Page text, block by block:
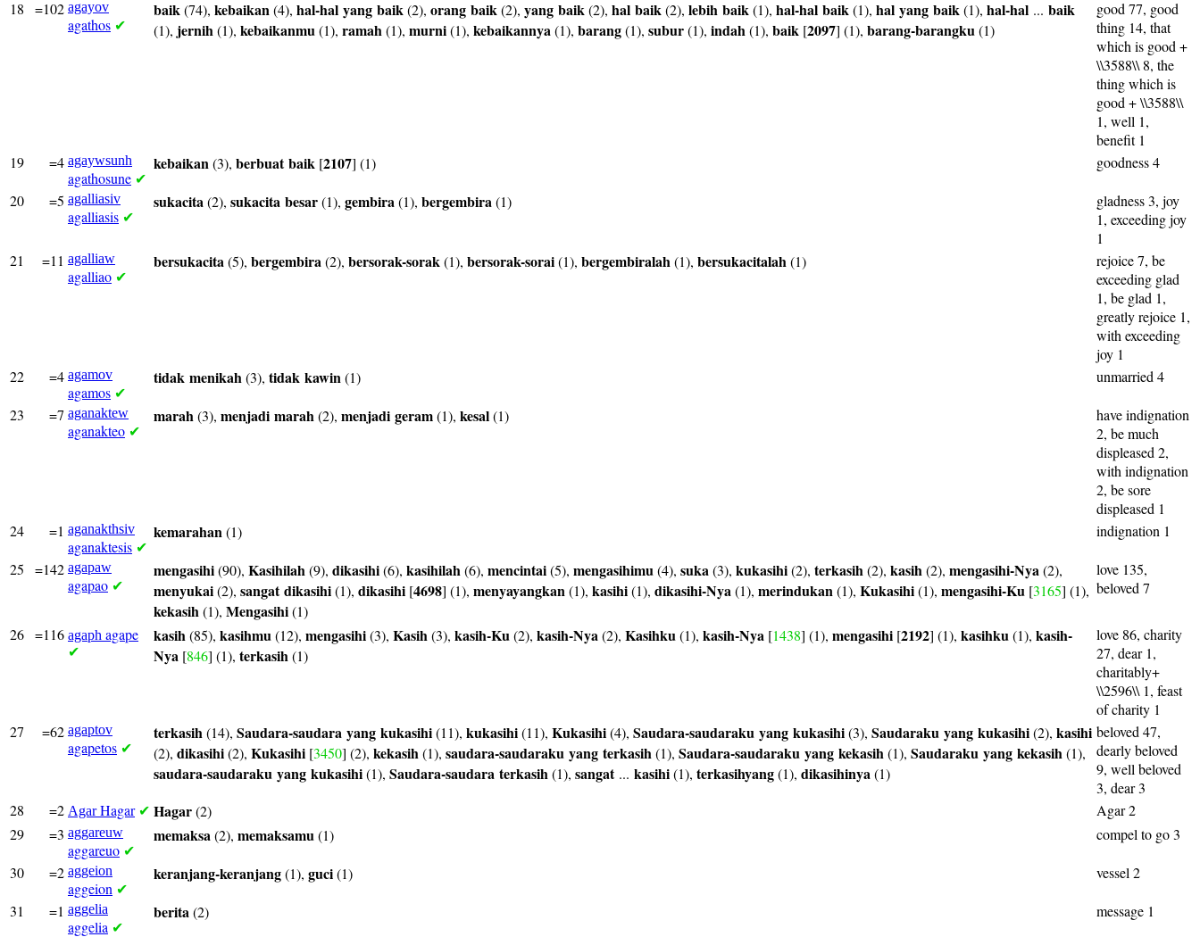
18 =102 agayov
agathos ✔
baik(74), kebaikan(4), hal-hal yang baik(2), orang baik(2), yang baik(2), hal baik(2), lebih baik(1), hal-hal baik(1), hal yang baik(1), hal-hal ... baik
(1), jernih(1), kebaikanmu(1), ramah(1), murni(1), kebaikannya(1), barang(1), subur(1), indah(1), baik [2097] (1), barang-barangku(1)
good 77, good
thing 14, that
which is good +
\\3588\\ 8, the
thing which is
good + \\3588\\
1, well 1,
benefit 1
19
=4 agaywsunh
agathosune ✔
kebaikan(3), berbuat baik [2107] (1) goodness 4
20 =5 agalliasiv
agalliasis ✔
sukacita(2), sukacita besar(1), gembira(1), bergembira(1)
gladness 3, joy
1, exceeding joy
1
21
=11 agalliaw
agalliao ✔
bersukacita(5), bergembira(2), bersorak-sorak(1), bersorak-sorai(1), bergembiralah(1), bersukacitalah(1)
rejoice 7, be
exceeding glad
1, be glad 1,
greatly rejoice 1,
with exceeding
joy 1
22
=4 agamov
agamos ✔
tidak menikah(3), tidak kawin(1) unmarried 4
23 =7 aganaktew
aganakteo ✔
marah(3), menjadi marah(2), menjadi geram(1), kesal(1)
have indignation
2, be much
displeased 2,
with indignation
2, be sore
displeased 1
24
=1 aganakthsiv
aganaktesis ✔
kemarahan(1) indignation 1
25 =142 agapaw
agapao ✔
mengasihi(90), Kasihilah(9), dikasihi(6), kasihilah(6), mencintai(5), mengasihimu(4), suka(3), kukasihi(2), terkasih(2), kasih(2), mengasihi-Nya(2),
menyukai(2), sangat dikasihi(1), dikasihi [4698] (1), menyayangkan(1), kasihi(1), dikasihi-Nya(1), merindukan(1), Kukasihi(1), mengasihi-Ku [3165] (1),
kekasih(1), Mengasihi(1)
love 135,
beloved 7
26 =116 agaph agape
✔
kasih(85), kasihmu(12), mengasihi(3), Kasih(3), kasih-Ku(2), kasih-Nya(2), Kasihku(1), kasih-Nya [1438] (1), mengasihi [2192] (1), kasihku(1), kasih-
Nya [846] (1), terkasih(1)
love 86, charity
27, dear 1,
charitably+
\\2596\\ 1, feast
of charity 1
27
=62 agaptov
agapetos ✔
terkasih(14), Saudara-saudara yang kukasihi(11), kukasihi(11), Kukasihi(4), Saudara-saudaraku yang kukasihi(3), Saudaraku yang kukasihi(2), kasihi
(2), dikasihi(2), Kukasihi [3450] (2), kekasih(1), saudara-saudaraku yang terkasih(1), Saudara-saudaraku yang kekasih(1), Saudaraku yang kekasih(1),
saudara-saudaraku yang kukasihi(1), Saudara-saudara terkasih(1), sangat... kasihi(1), terkasihyang(1), dikasihinya(1)
beloved 47,
dearly beloved
9, well beloved
3, dear 3
28
=2 AgarHagar ✔ Hagar(2)
Agar 2
29
=3 aggareuw
aggareuo ✔
memaksa(2), memaksamu(1) compel to go 3
30 =2 aggeion
aggeion ✔
keranjang-keranjang(1), guci(1) vessel 2
31 =1 aggelia
aggelia ✔
berita(2) message 1